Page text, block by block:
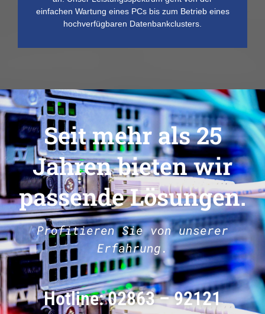
einfachen Wartung eines PCs bis zum Betrieb eines
hochverfügbaren Datenbankclusters.
Seit mehr als 25
Jahren bieten wir
passende Lösungen.
Profitieren Sie von unserer
Erfahrung.
Hotline: 02863 – 92121